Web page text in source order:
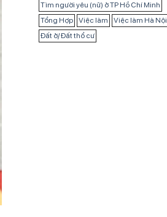
Tìm người yêu (nữ) ở TP Hồ Chí Minh
Tổng Hợp
Việc làm
Việc làm Hà Nội
Đất ở/ Đất thổ cư